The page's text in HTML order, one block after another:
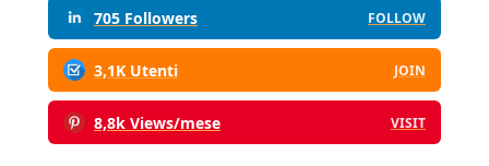
705 Followers FOLLOW
3,1K Utenti JOIN
8,8k Views/mese VISIT